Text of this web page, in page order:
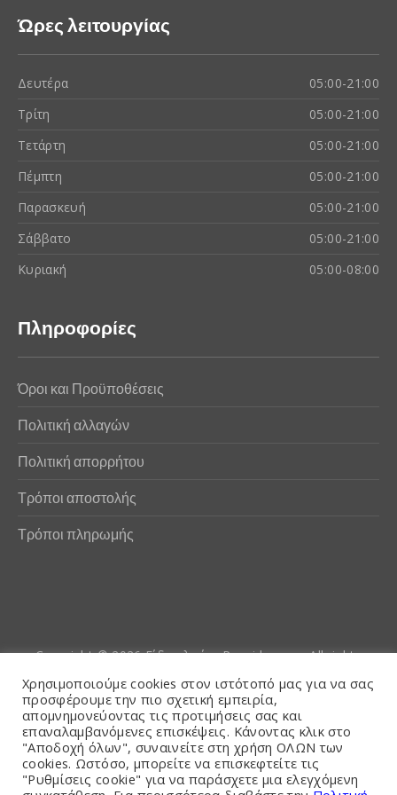
Ώρες λειτουργίας
Δευτέρα
05:00-21:00
Τρίτη
05:00-21:00
Τετάρτη
05:00-21:00
Πέμπτη
05:00-21:00
Παρασκευή
05:00-21:00
Σάββατο
05:00-21:00
Κυριακή
05:00-08:00
Πληροφορίες
Όροι και Προϋποθέσεις
Πολιτική αλλαγών
Πολιτική απορρήτου
Τρόποι αποστολής
Τρόποι πληρωμής
Copyright © 2026Είδη αλιείας Poseidwnn.gr. All rights
reserved. Powered by
PlexusCore
Όροι και Προϋποθέσεις
Χρησιμοποιούμε cookies στον ιστότοπό μας για να σας
προσφέρουμε την πιο σχετική εμπειρία,
απομνημονεύοντας τις προτιμήσεις σας και
επαναλαμβανόμενες επισκέψεις. Κάνοντας κλικ στο
"Αποδοχή όλων", συναινείτε στη χρήση ΟΛΩΝ των
cookies. Ωστόσο, μπορείτε να επισκεφτείτε τις
"Ρυθμίσεις cookie" για να παράσχετε μια ελεγχόμενη